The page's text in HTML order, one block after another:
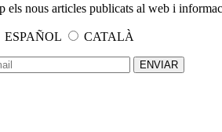
els nous articles publicats al web i
ESPAÑOL CATALÀ